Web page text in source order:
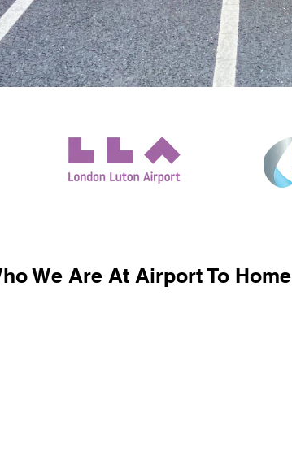
We Are At Airport To Home